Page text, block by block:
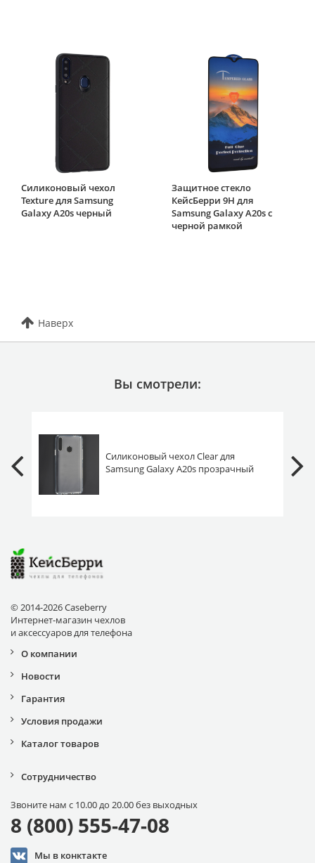
Силиконовый чехол
Texture для Samsung
Galaxy A20s черный
Защитное стекло
КейсБерри 9H для
Samsung Galaxy A20s c
черной рамкой
Наверх
Вы смотрели:
Силиконовый чехол Clear для
Samsung Galaxy A20s прозрачный
© 2014-2026 Caseberry
Интернет-магазин чехлов
и аксессуаров для телефона
О компании
Новости
Гарантия
Условия продажи
Каталог товаров
Сотрудничество
Звоните нам с 10.00 до 20.00 без выходных
8 (800) 555-47-08
Мы в конктакте